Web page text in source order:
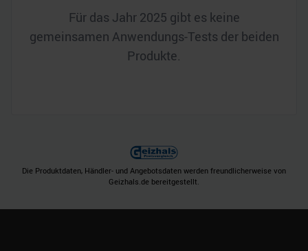
Für das Jahr 2025 gibt es keine
gemeinsamen Anwendungs-Tests der beiden
Produkte.
Die Produktdaten, Händler- und Angebotsdaten werden freundlicherweise von
Geizhals.de bereitgestellt.